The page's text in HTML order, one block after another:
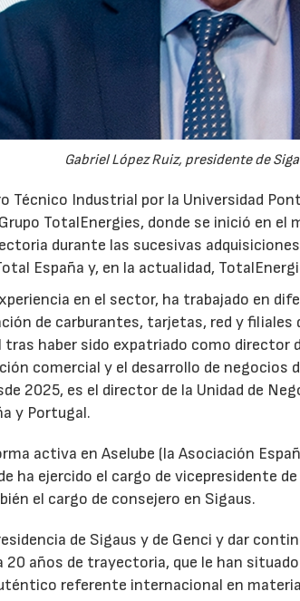
Gabriel López Ruiz, presidente de
Técnico Industrial por la Universidad
TotalEnergies, donde se inició en el
durante las sucesivas
España y, en la actualidad,
en el sector, ha trabajado en
de carburantes, tarjetas, red y
haber sido expatriado como director
comercial y el desarrollo de negocios
2025, es el director de la Unidad de
y Portugal.
activa en Aselube (la Asociación
ha ejercido el cargo de vicepresidente
el cargo de consejero en Sigaus.
de Sigaus y de Genci y dar
20 años de trayectoria, que le han
referente internacional en